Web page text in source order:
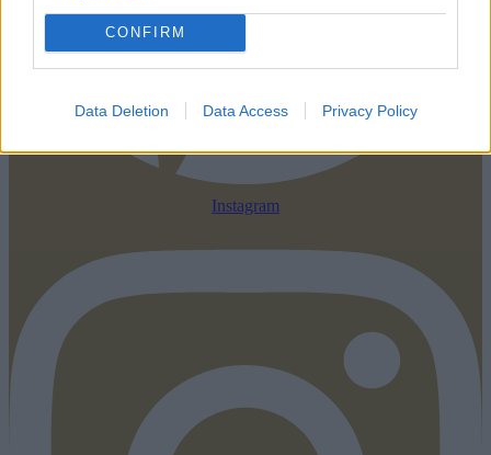
CONFIRM
Data Deletion Data Access Privacy Policy
Instagram